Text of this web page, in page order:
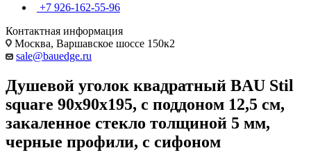
+7 926-162-55-96
Контактная информация
Москва, Варшавское шоссе 150к2
sale@bauedge.ru
Душевой уголок квадратный BAU Stil
square 90х90х195, с поддоном 12,5 см,
закаленное стекло толщиной 5 мм,
черные профили, с сифоном